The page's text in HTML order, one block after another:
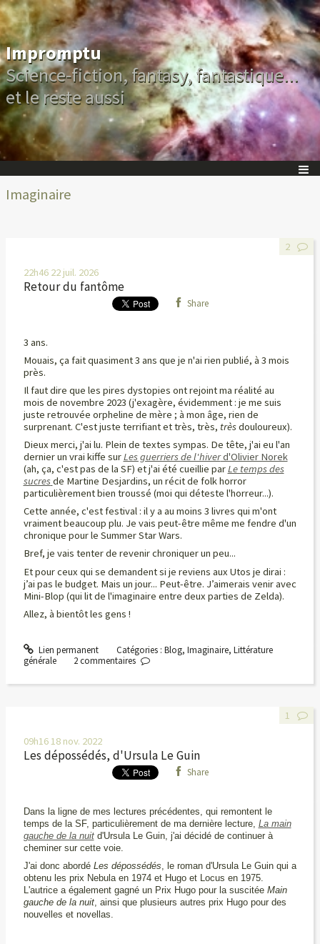
Impromptu
Science-fiction, fantasy, fantastique...
et le reste aussi
Imaginaire
22h46 22 juil. 2026
Retour du fantôme
Share
3 ans.
Mouais, ça fait quasiment 3 ans que je n'ai rien publié, à 3 mois
près.
Il faut dire que les pires dystopies ont rejoint ma réalité au
mois de novembre 2023 (j'exagère, évidemment : je me suis
juste retrouvée orpheline de mère ; à mon âge, rien de
surprenant. C'est juste terrifiant et très, très, trèsdouloureux).
Dieux merci, j'ai lu. Plein de textes sympas. De tête, j'ai eu l'an
dernier un vrai kiffe surLes guerriers de l'hiverd'Olivier Norek
(ah, ça, c'est pas de la SF) et j'ai été cueillie parLe temps des
sucresde Martine Desjardins, un récit de folk horror
particulièrement bien troussé (moi qui déteste l'horreur...).
Cette année, c'est festival : il y a au moins 3 livres qui m'ont
vraiment beaucoup plu. Je vais peut-être même me fendre d'un
chronique pour le Summer Star Wars.
Bref, je vais tenter de revenir chroniquer un peu...
Et pour ceux qui se demandent si je reviens aux Utos je dirai :
j’ai pas le budget. Mais un jour... Peut-être. J’aimerais venir avec
Mini-Blop (qui lit de l'imaginaire entre deux parties de Zelda).
Allez, à bientôt les gens !
Lien permanent Catégories : Blog, Imaginaire, Littérature
générale
2
2commentaires
09h1618 nov. 2022
Les dépossédés, d'Ursula Le Guin
Share
Dans la ligne de mes lectures précédentes, qui remontent le
temps de la SF, particulièrement de ma dernière lecture, La main
gauche de la nuitd'Ursula Le Guin, j'ai décidé de continuer à
cheminer sur cette voie.
J'ai donc abordé Les dépossédés , le roman d'Ursula Le Guin qui a
obtenu les prix Nebula en 1974 et Hugo et Locus en 1975.
L'autrice a également gagné un Prix Hugo pour la suscitée Main
gauche de la nuit, ainsi que plusieurs autres prix Hugo pour des
nouvelles et novellas.
1